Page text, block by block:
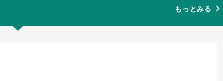
もっとみる